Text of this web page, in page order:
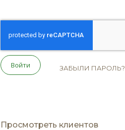
Войти ЗАБЫЛИ ПАРОЛЬ?
Просмотреть клиентов